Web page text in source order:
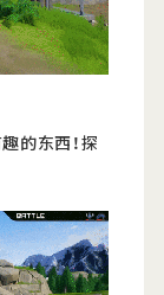
的东西！探